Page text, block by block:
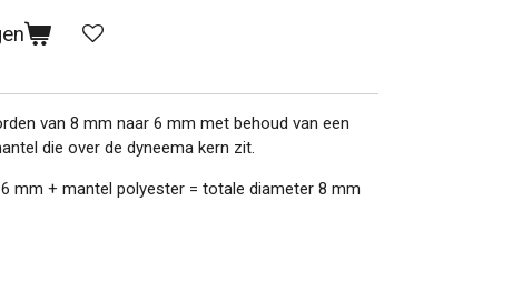
van 8 mm naar 6 mm met behoud van een
die over de dyneema kern zit.
mm + mantel polyester = totale diameter 8 mm